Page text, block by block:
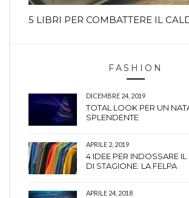
5 LIBRI PER COMBATTERE IL
FASHION
DICEMBRE 24, 2019
TOTAL LOOK PER UN
SPLENDENTE
APRILE 2, 2019
4 IDEE PER INDOSSARE
DI STAGIONE: LA FELPA
APRILE 24, 2018